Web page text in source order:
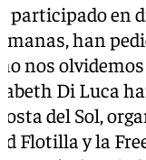
participado
han
nos
Di Luca
del Sol,
Flotilla y la